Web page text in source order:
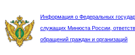
Информация о Федеральных
служащих Минюста России,
обращений граждан и организаций